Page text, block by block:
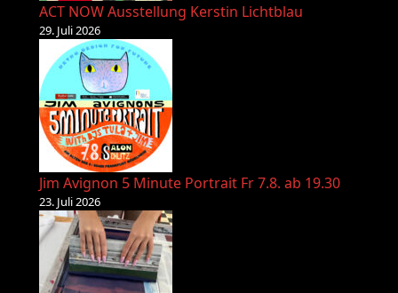
ACT NOW Ausstellung Kerstin Lichtblau
29. Juli 2026
Jim Avignon 5 Minute Portrait Fr 7.8. ab 19.30
23. Juli 2026